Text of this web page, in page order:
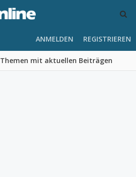
Themen mit aktuellen Beiträgen
ANMELDEN REGISTRIEREN